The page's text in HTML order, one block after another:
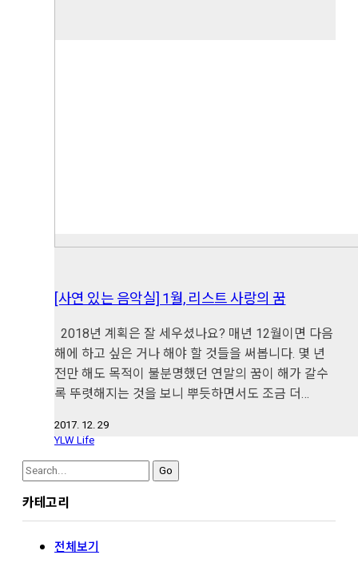
[사연 있는 음악실] 1월, 리스트 사랑의 꿈
2018년 계획은 잘 세우셨나요? 매년 12월이면 다음
해에 하고 싶은 거나 해야 할 것들을 써봅니다. 몇 년
전만 해도 목적이 불분명했던 연말의 꿈이 해가 갈수
록 뚜렷해지는 것을 보니 뿌듯하면서도 조금 더…
2017. 12. 29
YLW Life
Search
카테고리
전체보기